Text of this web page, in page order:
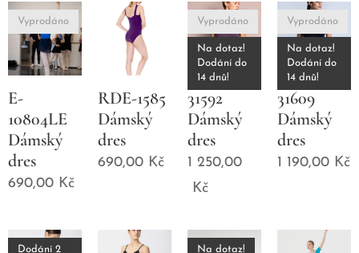
E-
10804LE
Dámský
dres
Vyprodáno
690,00 Kč
RDE-1585
Dámský
dres
690,00 Kč
31592
Dámský
dres
Vyprodáno
Na dotaz!
Dodání do
14 dnů!
1 250,00
Kč
31609
Dámský
dres
Vyprodáno
Na dotaz!
Dodání do
14 dnů!
1 190,00 Kč
Dodání 2
Na dotaz!